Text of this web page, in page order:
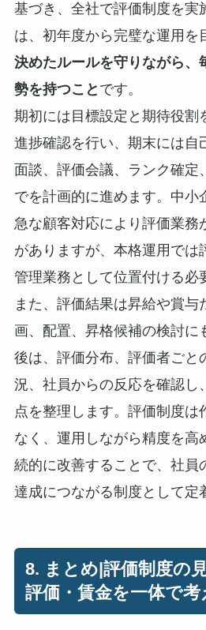
基づき、全社で評価制度を実
は、初年度から完璧な運用を
決めたルールを守りながら、
勢を持つこと です。
期初には目標設定と期待役割
進捗確認を行い、期末には自
面談、評価会議、ランク確定
でを計画的に進めます。中小
急な顧客対応により評価業務
がありますが、本格運用では
管理業務として位置付ける必
また、評価結果は昇給や賞与
画、配置、昇格候補の検討に
後は、評価分布、評価者ごと
況、社員からの反応を確認し
点を整理します。評価制度は
なく、運用しながら精度を高
続的に改善することで、社員
達成につながる制度として定
8. まとめ|評価制度の
評価・賃金を一体で考